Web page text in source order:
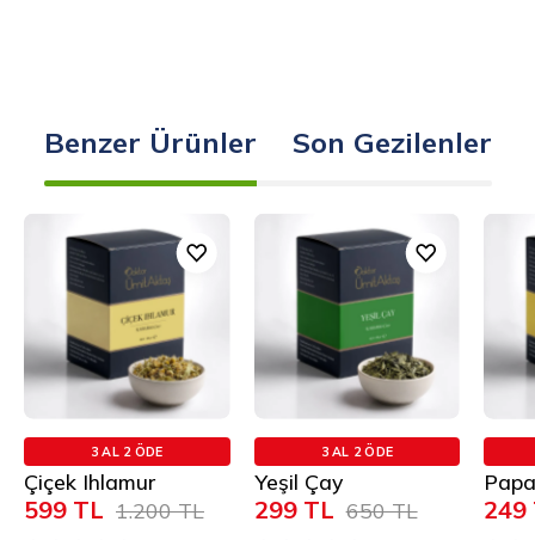
Benzer Ürünler Son Gezilenler
Çiçek
Ihlamur
3 AL 2 ÖDE
Çiçek Ihlamur
599 TL 1.200 TL
Yeşil
Çay
3 AL 2 ÖDE
Yeşil Çay
299 TL 650 TL 249